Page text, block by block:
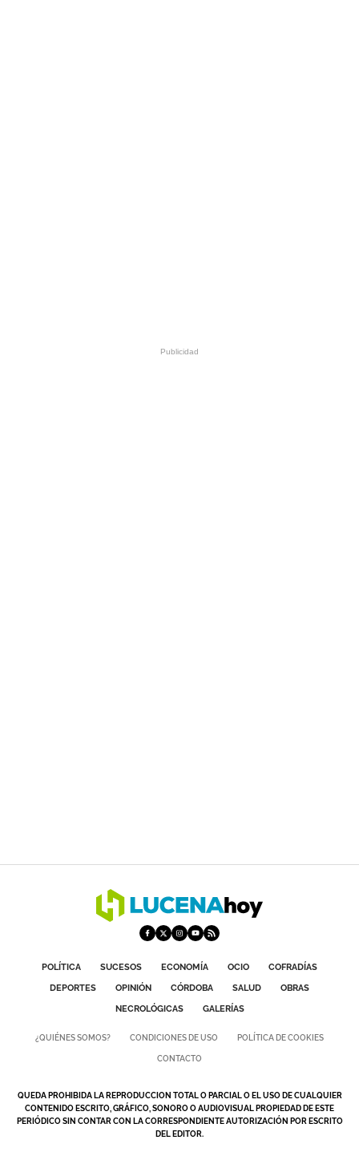
POLÍTICA SUCESOS ECONOMÍA OCIO
COFRADÍAS
DEPORTES
OPINIÓN CÓRDOBA SALUD
OBRAS
NECROLÓGICAS
GALERÍAS
¿QUIÉNES SOMOS? CONDICIONES DE USO POLÍTICA DE COOKIES
CONTACTO
QUEDA PROHIBIDA LA REPRODUCCION TOTAL O PARCIAL O EL USO DE CUALQUIER
CONTENIDO ESCRITO, GRÁFICO, SONORO O AUDIOVISUAL PROPIEDAD DE ESTE
PERIÓDICO SIN CONTAR CON LA CORRESPONDIENTE AUTORIZACIÓN POR ESCRITO
DEL EDITOR.